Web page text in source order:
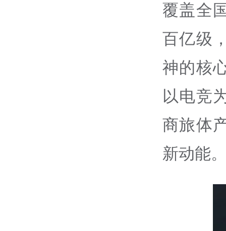
覆盖全
百亿级
神的核
以电竞
商旅体
新动能